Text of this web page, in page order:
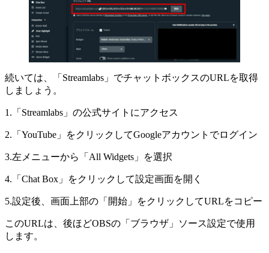
続いては、「Streamlabs」でチャットボックスのURLを取得
しましょう。
1.「Streamlabs」の公式サイトにアクセス
2.「YouTube」をクリックしてGoogleアカウントでログイン
3.左メニューから「All Widgets」を選択
4.「Chat Box」をクリックして設定画面を開く
5.設定後、画面上部の「開始」をクリックしてURLをコピー
このURLは、後ほどOBSの「ブラウザ」ソース設定で使用
します。